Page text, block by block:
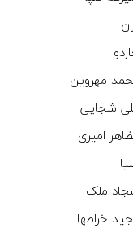
مهروین
شجایی
امیری
ملک
خراطها